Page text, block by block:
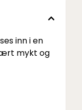
inn i en
mykt og